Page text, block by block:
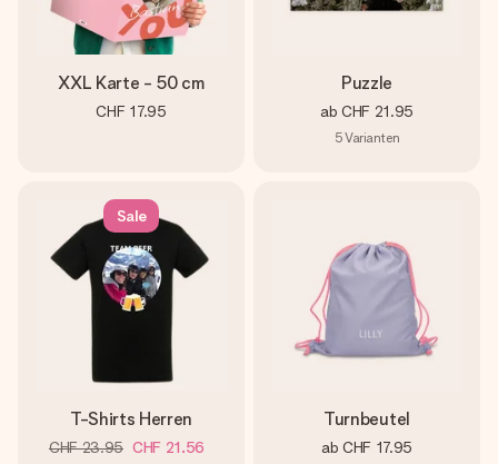
XXL Karte - 50 cm
CHF 17.95
Puzzle
ab CHF 21.95
5Varianten
Sale
T-Shirts Herren
CHF 23.95 CHF 21.56
Turnbeutel
ab CHF 17.95